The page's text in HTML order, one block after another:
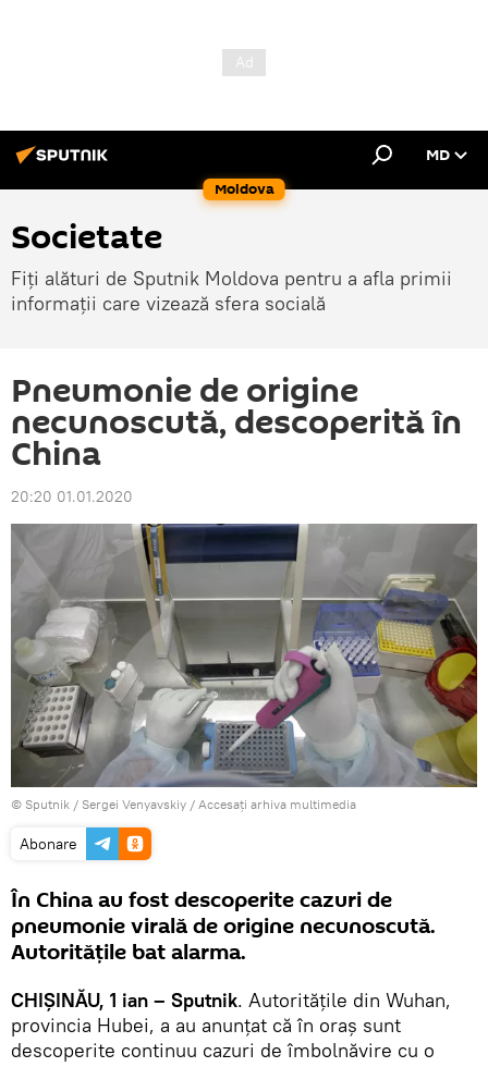
Moldova
MD
Societate
Fiți alături de Sputnik Moldova pentru a afla primii
informații care vizează sfera socială
Pneumonie de origine
necunoscută, descoperită în
China
20:20 01.01.2020
© Sputnik / Sergei Venyavskiy / Accesați arhiva multimedia
Abonare
În China au fost descoperite cazuri de
pneumonie virală de origine necunoscută.
Autoritățile bat alarma.
CHIȘINĂU, 1 ian – Sputnik. Autoritățile din Wuhan,
provincia Hubei, a au anunțat că în oraș sunt
descoperite continuu cazuri de îmbolnăvire cu o